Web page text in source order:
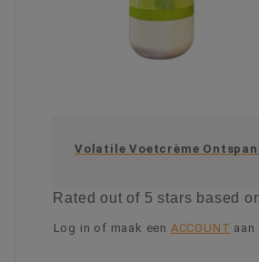
Volatile Voetcrème
Ratedout of 5 stars based
Log in of maak een ACCOUNT aan